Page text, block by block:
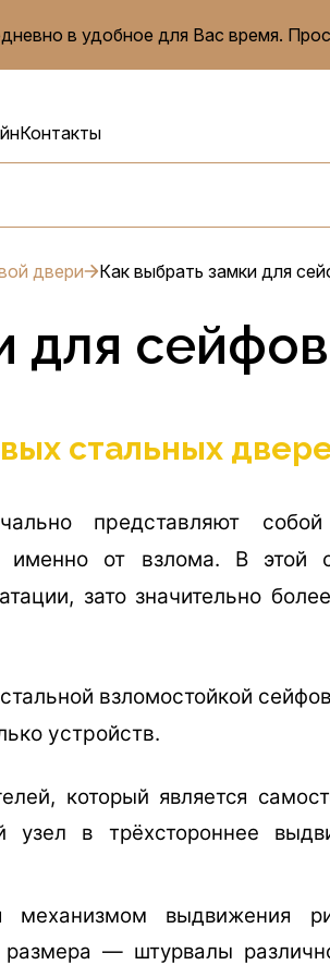
в удобное для Вас время.
Контакты
двери Как выбрать замки для
для
стальных
представляют
именно от взлома. В этой
зато значительно
взломостойкой
устройств.
который является
узел в трёхстороннее
механизмом выдвижения
размера — штурвалы